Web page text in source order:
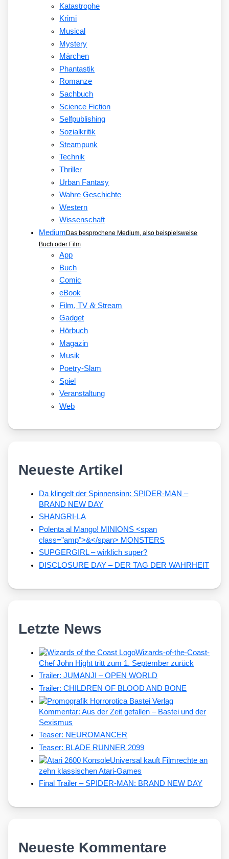
Katastrophe
Krimi
Musical
Mystery
Märchen
Phantastik
Romanze
Sachbuch
Science Fiction
Selfpublishing
Sozialkritik
Steampunk
Technik
Thriller
Urban Fantasy
Wahre Geschichte
Western
Wissenschaft
Medium Das besprochene Medium, also beispielsweise
Buch oder Film
App
Buch
Comic
eBook
Film, TV&Stream
Gadget
Hörbuch
Magazin
Musik
Poetry-Slam
Spiel
Veranstaltung
Web
Neueste Artikel
Da klingelt der Spinnensinn: SPIDER-MAN –
BRAND NEW DAY
SHANGRI-LA
Polenta al Mango! MINIONS <span
class="amp">&</span> MONSTERS
SUPGERGIRL – wirklich super?
DISCLOSURE DAY – DER TAG DER WAHRHEIT
Letzte News
Wizards-of-the-Coast-
Chef John Hight tritt zum 1. September zurück
Trailer: JUMANJI – OPEN WORLD
Trailer: CHILDREN OF BLOOD AND BONE
Kommentar: Aus der Zeit gefallen – Bastei und der
Sexismus
Teaser: NEUROMANCER
Teaser: BLADE RUNNER 2099
Universal kauft Filmrechte an
zehn klassischen Atari-Games
Final Trailer – SPIDER-MAN: BRAND NEW DAY
Neueste Kommentare